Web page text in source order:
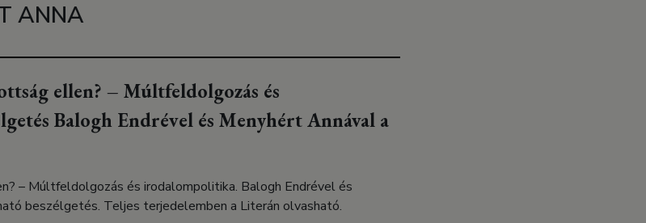
ANNA
ellen? – Múltfeldolgozás és
Balogh Endrével és Menyhért Annával a
– Múltfeldolgozás és irodalompolitika. Balogh Endrével és
beszélgetés. Teljes terjedelemben a Literán olvasható.